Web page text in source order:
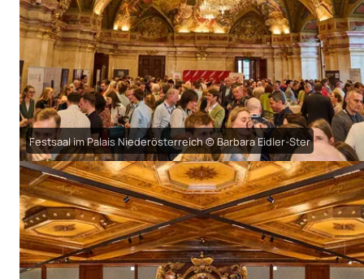
Festsaal im Palais Niederösterreich © Barbara Eidler-Ster